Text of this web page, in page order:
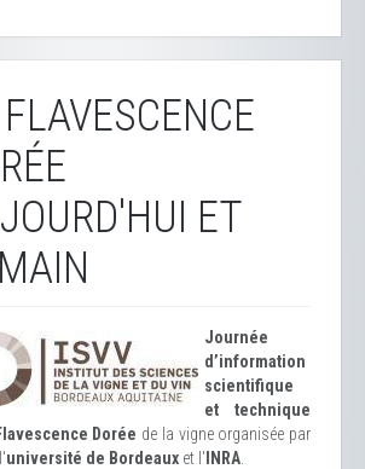
ET
Journée
d’information
scientifique
et technique
Dorée de la vigne organisée par
, l'université de Bordeaux et l' INRA